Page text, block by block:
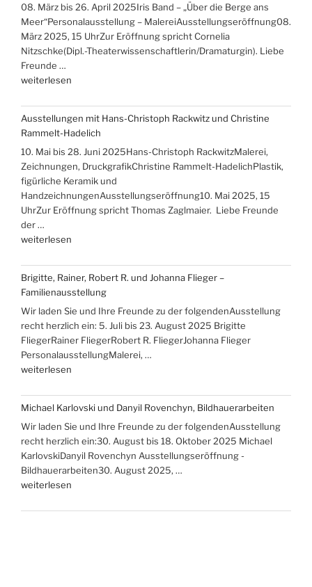
Hensling,
Winfried
Mikolajczyk“
08. März bis 26. April 2025Iris Band – „Über die Berge ans
Meer“Personalausstellung – MalereiAusstellungseröffnung08.
März 2025, 15 UhrZur Eröffnung spricht Cornelia
Nitzschke(Dipl.-Theaterwissenschaftlerin/Dramaturgin). Liebe
Freunde …
„Iris
–
„Über
die
Berge
ans
Meer““
weiterlesen
Ausstellungen mit Hans-Christoph Rackwitz und Christine
Rammelt-Hadelich
10. Mai bis 28. Juni 2025Hans-Christoph RackwitzMalerei,
Zeichnungen, DruckgrafikChristine Rammelt-HadelichPlastik,
figürliche Keramik und
HandzeichnungenAusstellungseröffnung10. Mai 2025, 15
UhrZur Eröffnung spricht Thomas Zaglmaier. Liebe Freunde
der …
„Ausstellungen
Hans-
Christoph
Rackwitz
und
Christine
Rammelt-
Hadelich“
weiterlesen
Brigitte, Rainer, Robert R. und Johanna Flieger –
Familienausstellung
Wir laden Sie und Ihre Freunde zu der folgendenAusstellung
recht herzlich ein: 5. Juli bis 23. August 2025 Brigitte
FliegerRainer FliegerRobert R. FliegerJohanna Flieger
PersonalausstellungMalerei, …
„Brigitte,
Robert
R.
und
Johanna
Flieger
–
Familienausstellung“
weiterlesen
Michael Karlovski und Danyil Rovenchyn, Bildhauerarbeiten
Wir laden Sie und Ihre Freunde zu der folgendenAusstellung
recht herzlich ein:30. August bis 18. Oktober 2025 Michael
KarlovskiDanyil Rovenchyn Ausstellungseröffnung -
Bildhauerarbeiten30. August 2025, …
„Michael
und
weiterlesen